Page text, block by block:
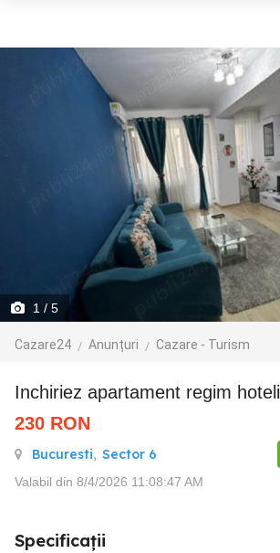
1 / 5
Cazare24 Anunțuri Cazare - Turism
Inchiriez apartament regim
230 RON
Bucuresti, Sector 6
Valabil din 8/4/2026 11:08:47 AM
Specificații